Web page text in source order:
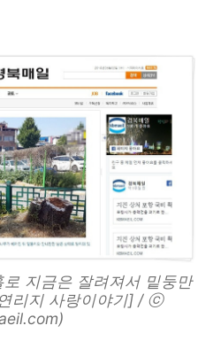
지금은 잘려져서 밑둥만
리지 사랑이야기] / ⓒ